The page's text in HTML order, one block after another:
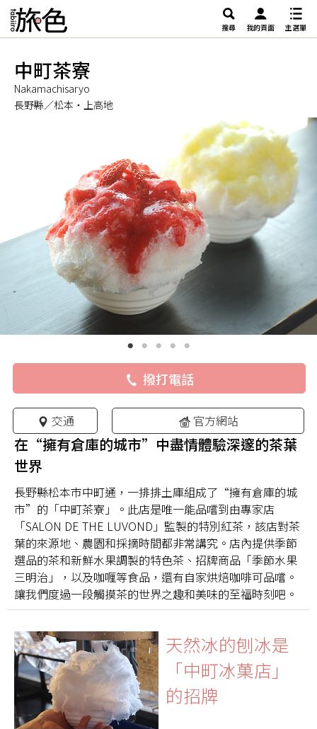
搜尋 我的頁面 主選單
中町茶寮
Nakamachisaryo
長野縣／松本・上高地
撥打電話
交通 官方網站
在“擁有倉庫的城市”中盡情體驗深邃的茶葉
世界
長野縣松本市中町通，一排排土庫組成了“擁有倉庫的城
市”的「中町茶寮」。此店是唯一能品嚐到由專家店
「SALON DE THE LUVOND」監製的特別紅茶，該店對茶
葉的來源地、農園和採摘時間都非常講究。店內提供季節
選品的茶和新鮮水果調製的特色茶、招牌商品「季節水果
三明治」，以及咖喱等食品，還有自家烘焙咖啡可品嚐。
讓我們度過一段觸摸茶的世界之趣和美味的至福時刻吧。
天然冰的刨冰是
「中町冰菓店」
的招牌